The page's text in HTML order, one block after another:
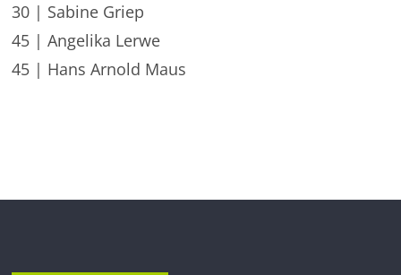
30 | Sabine Griep
45 | Angelika Lerwe
45 | Hans Arnold Maus